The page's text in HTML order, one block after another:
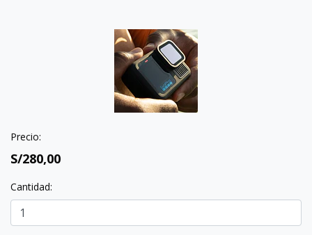
Precio:
S/280,00
Cantidad: